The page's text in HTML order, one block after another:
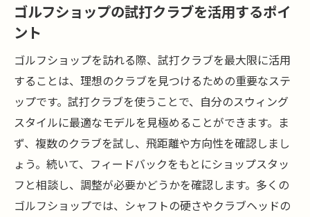
ゴルフショップの試打クラブを活用するポイ
ント
ゴルフショップを訪れる際、試打クラブを最大限に活用
することは、理想のクラブを見つけるための重要なステ
ップです。試打クラブを使うことで、自分のスウィング
スタイルに最適なモデルを見極めることができます。ま
ず、複数のクラブを試し、飛距離や方向性を確認しまし
ょう。続いて、フィードバックをもとにショップスタッ
フと相談し、調整が必要かどうかを確認します。多くの
ゴルフショップでは、シャフトの硬さやクラブヘッドの